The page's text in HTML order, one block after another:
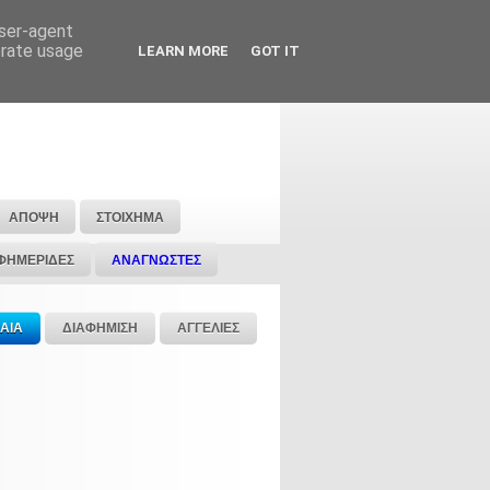
ΑΠΟΨΗ ΣΤΟΙΧΗΜΑ
ΑΝΑΓΝΩΣΤΕΣ
ΔΙΑΦΗΜΙΣΗ ΑΓΓΕΛΙΕΣ
agent
usage
LEARN MORE GOT IT